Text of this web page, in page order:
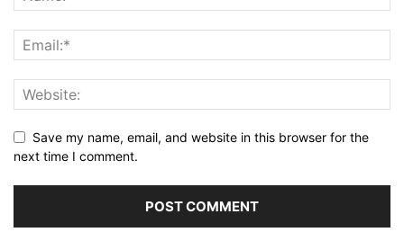
Save my name, email, and website in this browser for the
next time I comment.